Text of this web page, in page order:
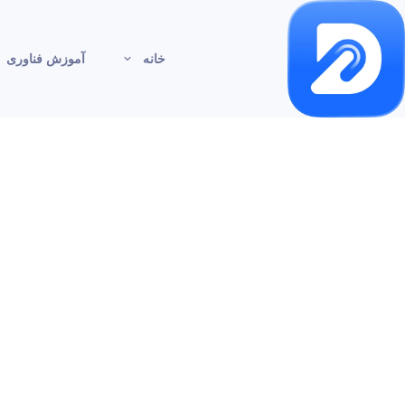
خانه آموزش فناوری